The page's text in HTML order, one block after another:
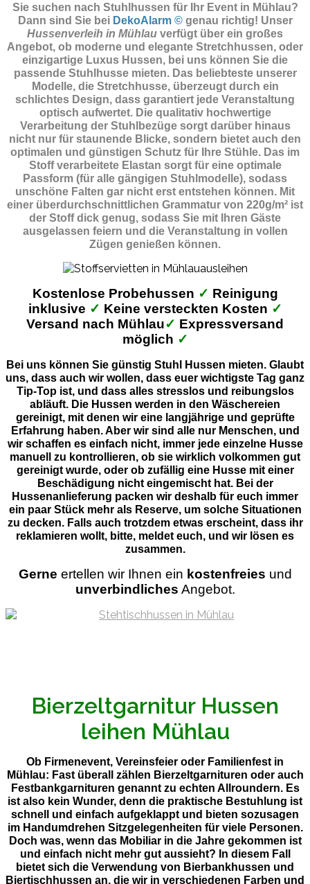
Sie suchen nach Stuhlhussen für Ihr Event in Mühlau?
Dann sind Sie bei DekoAlarm © genau richtig! Unser
Hussenverleih in Mühlau verfügt über ein großes
Angebot, ob moderne und elegante Stretchhussen, oder
einzigartige Luxus Hussen, bei uns können Sie die
passende Stuhlhusse mieten. Das beliebteste unserer
Modelle, die Stretchhusse, überzeugt durch ein
schlichtes Design, dass garantiert jede Veranstaltung
optisch aufwertet. Die qualitativ hochwertige
Verarbeitung der Stuhlbezüge sorgt darüber hinaus
nicht nur für staunende Blicke, sondern bietet auch den
optimalen und günstigen Schutz für Ihre Stühle. Das im
Stoff verarbeitete Elastan sorgt für eine optimale
Passform (für alle gängigen Stuhlmodelle), sodass
unschöne Falten gar nicht erst entstehen können. Mit
einer überdurchschnittlichen Grammatur von 220g/m² ist
der Stoff dick genug, sodass Sie mit Ihren Gäste
ausgelassen feiern und die Veranstaltung in vollen
Zügen genießen können.
Kostenlose Probehussen ✓ Reinigung
inklusive ✓ Keine versteckten Kosten ✓
Versand nach Mühlau✓ Expressversand
möglich ✓
Bei uns können Sie günstig Stuhl Hussen mieten. Glaubt
uns, dass auch wir wollen, dass euer wichtigste Tag ganz
Tip-Top ist, und dass alles stresslos und reibungslos
abläuft. Die Hussen werden in den Wäschereien
gereinigt, mit denen wir eine langjährige und geprüfte
Erfahrung haben. Aber wir sind alle nur Menschen, und
wir schaffen es einfach nicht, immer jede einzelne Husse
manuell zu kontrollieren, ob sie wirklich volkommen gut
gereinigt wurde, oder ob zufällig eine Husse mit einer
Beschädigung nicht eingemischt hat. Bei der
Hussenanlieferung packen wir deshalb für euch immer
ein paar Stück mehr als Reserve, um solche Situationen
zu decken. Falls auch trotzdem etwas erscheint, dass ihr
reklamieren wollt, bitte, meldet euch, und wir lösen es
zusammen.
Gerne ertellen wir Ihnen ein kostenfreies und
unverbindliches Angebot.
Bierzeltgarnitur Hussen
leihen Mühlau
Ob Firmenevent, Vereinsfeier oder Familienfest in
Mühlau: Fast überall zählen Bierzeltgarnituren oder auch
Festbankgarnituren genannt zu echten Allroundern. Es
ist also kein Wunder, denn die praktische Bestuhlung ist
schnell und einfach aufgeklappt und bieten sozusagen
im Handumdrehen Sitzgelegenheiten für viele Personen.
Doch was, wenn das Mobiliar in die Jahre gekommen ist
und einfach nicht mehr gut aussieht? In diesem Fall
bietet sich die Verwendung von Bierbankhussen und
Biertischhussen an, die wir in verschiedenen Farben und